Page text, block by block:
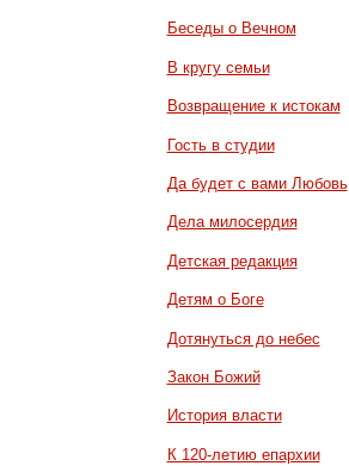
Беседы о Вечном
В кругу семьи
Возвращение к истокам
Гость в студии
Да будет с вами Любовь
Дела милосердия
Детская редакция
Детям о Боге
Дотянуться до небес
Закон Божий
История власти
К 120-летию епархии